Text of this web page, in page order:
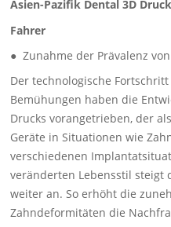
Asien-Pazifik Dental 3D
Fahrer
● Zunahme der Prävalenz
Der technologische
Bemühungen haben die
Drucks vorangetrieben, der
Geräte in Situationen wie
verschiedenen
veränderten Lebensstil steigt
weiter an. So erhöht die
Zahndeformitäten die